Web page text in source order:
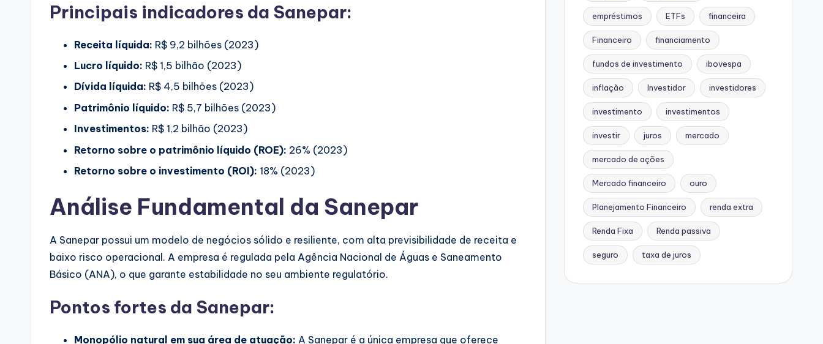
Principais indicadores da Sanepar:
Receita líquida: R$ 9,2 bilhões (2023)
Lucro líquido: R$ 1,5 bilhão (2023)
Dívida líquida: R$ 4,5 bilhões (2023)
Patrimônio líquido: R$ 5,7 bilhões (2023)
Investimentos: R$ 1,2 bilhão (2023)
Retorno sobre o patrimônio líquido (ROE): 26% (2023)
Retorno sobre o investimento (ROI): 18% (2023)
Análise Fundamental da Sanepar
A Sanepar possui um modelo de negócios sólido e resiliente, com alta previsibilidade de receita e
baixo risco operacional. A empresa é regulada pela Agência Nacional de Águas e Saneamento
Básico (ANA), o que garante estabilidade no seu ambiente regulatório.
Pontos fortes da Sanepar:
Monopólio natural em sua área de atuação: A Sanepar é a única empresa que oferece
empréstimos ETFs financeira
Financeiro financiamento
fundos de investimento ibovespa
inflação Investidor investidores
investimento investimentos
investir juros mercado
mercado de ações
Mercado financeiro ouro
Planejamento Financeiro renda extra
Renda Fixa Renda passiva
seguro taxa de juros